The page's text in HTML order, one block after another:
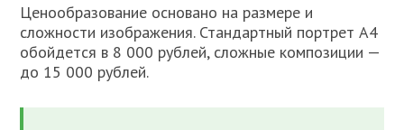
Ценообразование основано на размере и
сложности изображения. Стандартный портрет А4
обойдется в 8 000 рублей, сложные композиции —
до 15 000 рублей.